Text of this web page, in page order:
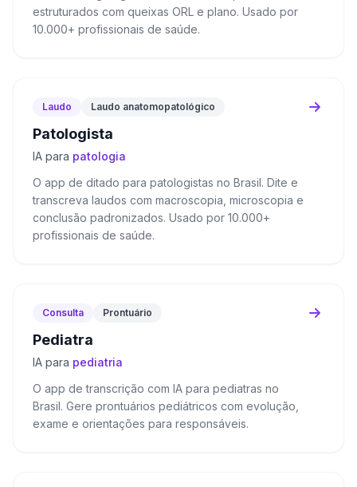
estruturados com queixas ORL e plano. Usado por
10.000+ profissionais de saúde.
Laudo Laudo anatomopatológico
Patologista
IA para patologia
O app de ditado para patologistas no Brasil. Dite e
transcreva laudos com macroscopia, microscopia e
conclusão padronizados. Usado por 10.000+
profissionais de saúde.
Consulta Prontuário
Pediatra
IA para pediatria
O app de transcrição com IA para pediatras no
Brasil. Gere prontuários pediátricos com evolução,
exame e orientações para responsáveis.